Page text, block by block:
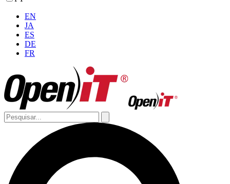
EN
JA
ES
DE
FR